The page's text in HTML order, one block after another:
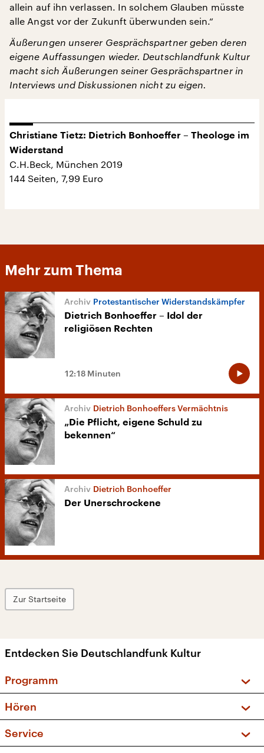
allein auf ihn verlassen. In solchem Glauben müsste
alle Angst vor der Zukunft überwunden sein.“
Äußerungen unserer Gesprächspartner geben deren
eigene Auffassungen wieder. Deutschlandfunk Kultur
macht sich Äußerungen seiner Gesprächspartner in
Interviews und Diskussionen nicht zu eigen.
Christiane Tietz: Dietrich Bonhoeffer – Theologe im
Widerstand
C.H.Beck, München 2019
144 Seiten, 7,99 Euro
Mehr zum Thema
Protestantischer Widerstandskämpfer
Dietrich Bonhoeffer – Idol der
religiösen Rechten
12:18 Minuten
Dietrich Bonhoeffers Vermächtnis
„Die Pflicht, eigene Schuld zu
bekennen“
Dietrich Bonhoeffer
Der Unerschrockene
Zur Startseite
Entdecken Sie Deutschlandfunk Kultur
Programm
Sendungen und Podcasts
Musikliste
Hören
Frequenzen (UKW + DAB+)
Service